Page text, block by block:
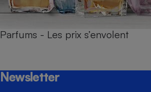
Parfums - Les prix s’envolent
Newsletter